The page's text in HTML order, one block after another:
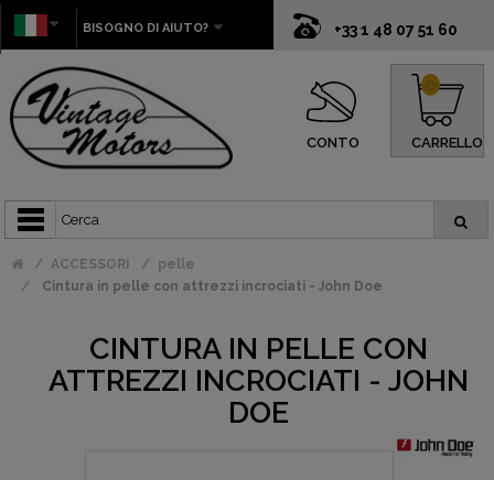
+33 1 48 07 51 60
BISOGNO DI AIUTO?
CONTO CARRELLO
0
ACCESSORI
pelle
Cintura in pelle con attrezzi incrociati - John Doe
CINTURA IN PELLE CON
ATTREZZI INCROCIATI - JOHN
DOE